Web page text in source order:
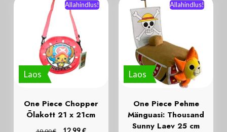
Laos
Allahindlus!
One Piece Chopper
Õlakott 21 x 21cm
Laos
Allahindlus!
One Piece Pehme
Mänguasi: Thousand
Sunny Laev 25 cm